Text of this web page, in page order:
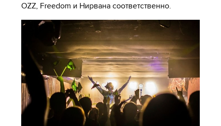
OZZ, Freedom и Нирвана соответственно.